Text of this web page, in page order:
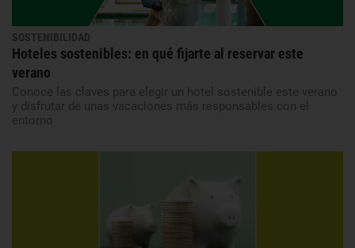
SOSTENIBILIDAD
Hoteles sostenibles: en qué fijarte al reservar este
verano
Conoce las claves para elegir un hotel sostenible este verano
y disfrutar de unas vacaciones más responsables con el
entorno